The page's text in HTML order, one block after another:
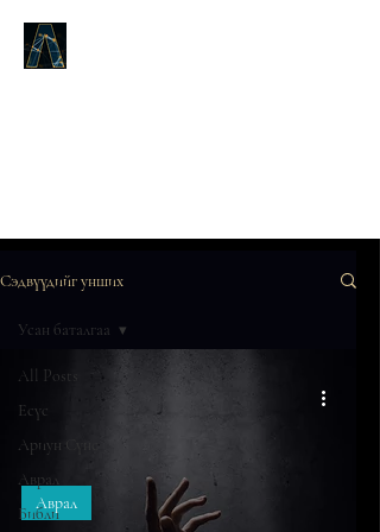
Сэдвүүдийг унших
All Posts
Есүс
Ариун Сүнс
Аврал
Библи
Усан баталгаа
Аврал